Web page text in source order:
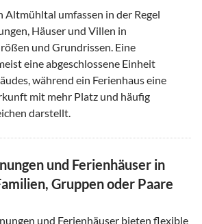
umfassen in der Regel
Häuser und Villen in
und Grundrissen. Eine
eine abgeschlossene Einheit
während ein Ferienhaus eine
mit mehr Platz und häufig
darstellt.
und Ferienhäuser in
Gruppen oder Paare
und Ferienhäuser bieten flexible